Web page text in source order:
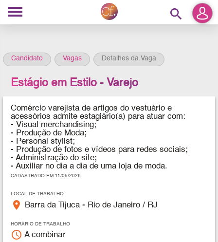
search
Candidato Vagas Detalhes da Vaga
Estágio em Estilo - Varejo
Comércio varejista de artigos do vestuário e
acessórios admite estagiário(a) para atuar com:
- Visual merchandising;
- Produção de Moda;
- Personal stylist;
- Produção de fotos e vídeos para redes sociais;
- Administração do site;
- Auxiliar no dia a dia de uma loja de moda.
CADASTRADO EM 11/05/2026
LOCAL DE TRABALHO
place Barra da Tijuca - Rio de Janeiro / RJ
HORÁRIO DE TRABALHO
access_time A combinar